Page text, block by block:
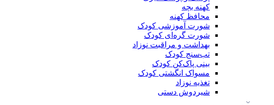
کهنه بچه
محافظ کهنه
شورت آموزشی کودک
شورت گره‌ای کودک
بهداشت و مراقبت نوزاد
تب‌سنج کودک
بینی پاک‌کن کودک
مسواک انگشتی کودک
تغذیه نوزاد
شیردوش دستی